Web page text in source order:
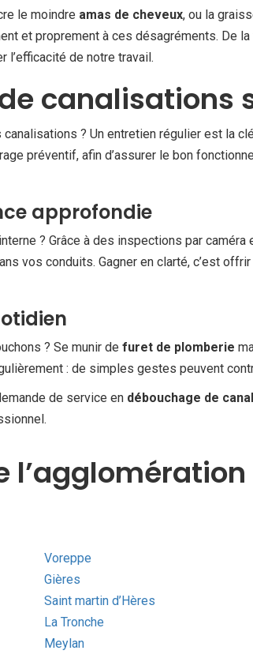
le moindre amas de cheveux, ou la
et proprement à ces désagréments. De
l’efficacité de notre travail.
canalisations
? Un entretien régulier est la
préventif, afin d’assurer le bon
approfondie
? Grâce à des inspections par
vos conduits. Gagner en clarté, c’est
? Se munir de furet de plomberie
: de simples gestes peuvent
de service en débouchage de
Voreppe
Gières
Saint martin d’Hères
La Tronche
Meylan